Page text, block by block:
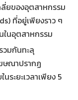
ลี่ยของอุตสาหกรรม
ที่อยู่เพียงราว ๆ
ในอุตสาหกรรม
มกันทะลุ
ษณาปรากฏ
ระยะเวลาเพียง 5